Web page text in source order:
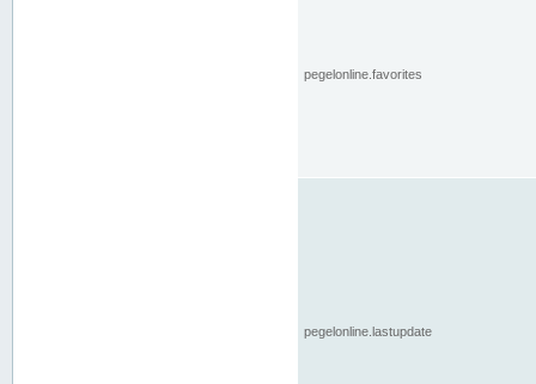
pegelonline.favorites
pegelonline.lastupdate